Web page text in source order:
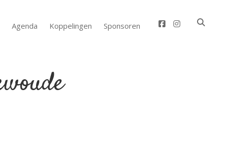
Agenda Koppelingen Sponsoren facebook
instagram